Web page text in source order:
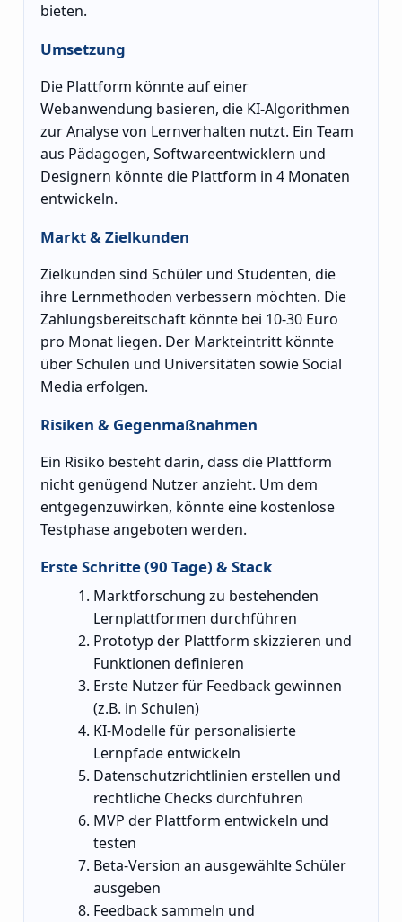
bieten.
Umsetzung
Die Plattform könnte auf einer
Webanwendung basieren, die KI-Algorithmen
zur Analyse von Lernverhalten nutzt. Ein Team
aus Pädagogen, Softwareentwicklern und
Designern könnte die Plattform in 4 Monaten
entwickeln.
Markt & Zielkunden
Zielkunden sind Schüler und Studenten, die
ihre Lernmethoden verbessern möchten. Die
Zahlungsbereitschaft könnte bei 10-30 Euro
pro Monat liegen. Der Markteintritt könnte
über Schulen und Universitäten sowie Social
Media erfolgen.
Risiken & Gegenmaßnahmen
Ein Risiko besteht darin, dass die Plattform
nicht genügend Nutzer anzieht. Um dem
entgegenzuwirken, könnte eine kostenlose
Testphase angeboten werden.
Erste Schritte (90 Tage) & Stack
Marktforschung zu bestehenden
Lernplattformen durchführen
Prototyp der Plattform skizzieren und
Funktionen definieren
Erste Nutzer für Feedback gewinnen
(z.B. in Schulen)
KI-Modelle für personalisierte
Lernpfade entwickeln
Datenschutzrichtlinien erstellen und
rechtliche Checks durchführen
MVP der Plattform entwickeln und
testen
Beta-Version an ausgewählte Schüler
ausgeben
Feedback sammeln und